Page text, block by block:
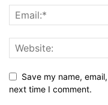
Save my name,
next time I comment.